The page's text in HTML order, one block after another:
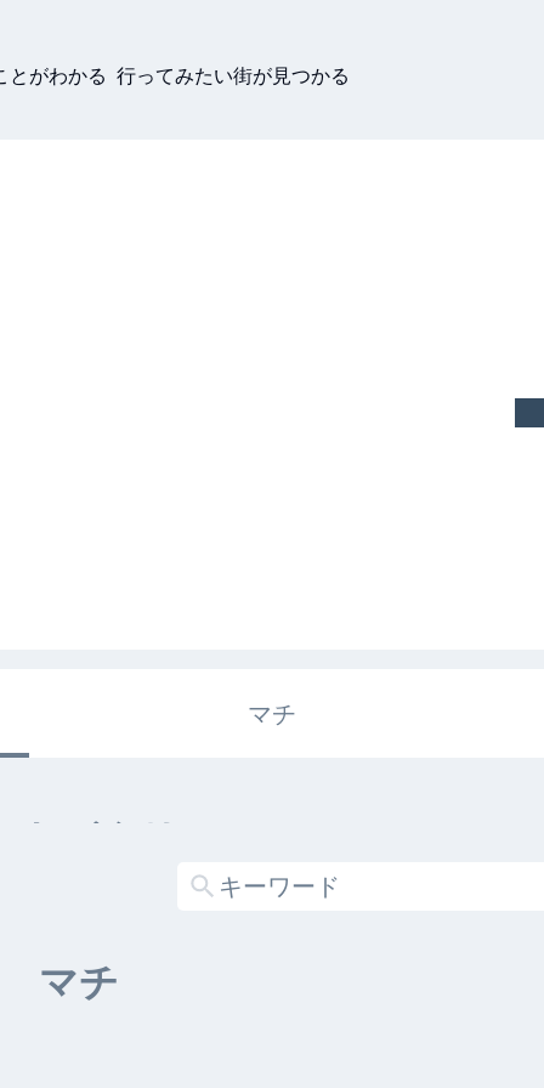
とがわかる 行ってみたい街が見つかる
マチ
キガタリ
マチ